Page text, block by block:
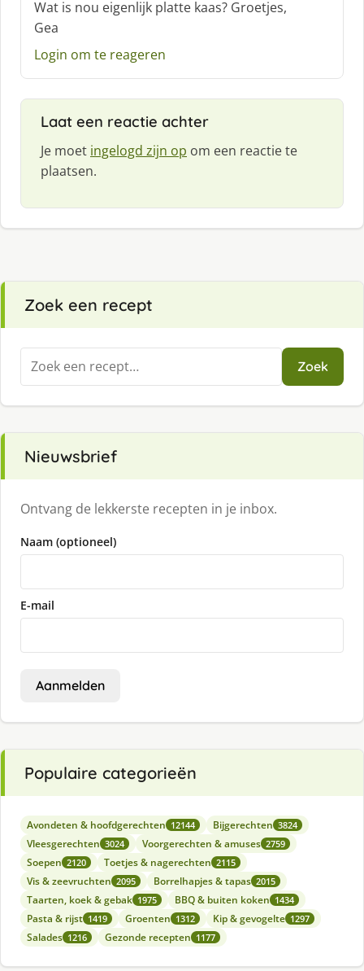
r
e
e
:
Wat is nou eigenlijk platte kaas? Groetjes,
Gea
Login om te reageren
Laat een reactie achter
Je moet ingelogd zijn op om een reactie te
plaatsen.
Zoek een recept
Zoeken
naar:
Zoek
Nieuwsbrief
Ontvang de lekkerste recepten in je inbox.
Naam (optioneel)
E-mail
Aanmelden
Populaire categorieën
Avondeten & hoofdgerechten 12144 Bijgerechten 3824
Vleesgerechten 3024 Voorgerechten & amuses 2759
Soepen 2120 Toetjes & nagerechten 2115
Vis & zeevruchten 2095 Borrelhapjes & tapas 2015
Taarten, koek & gebak 1975 BBQ & buiten koken 1434
Pasta & rijst 1419 Groenten 1312 Kip & gevogelte 1297
Salades 1216 Gezonde recepten 1177